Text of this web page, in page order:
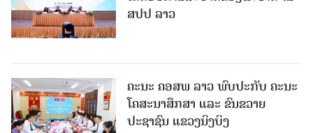
ສປປ ລາວ
ຄະນະ ຄອສພ ລາວ ພົບປະກັບ ຄະນະ
ໂຄສະນາສຶກສາ ແລະ ຂົນຂວາຍ
ປະຊາຊົນ ແຂວງນິງບິງ